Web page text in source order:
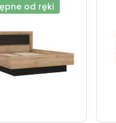
od ręki